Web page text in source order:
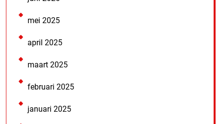
mei 2025
april 2025
maart 2025
februari 2025
januari 2025